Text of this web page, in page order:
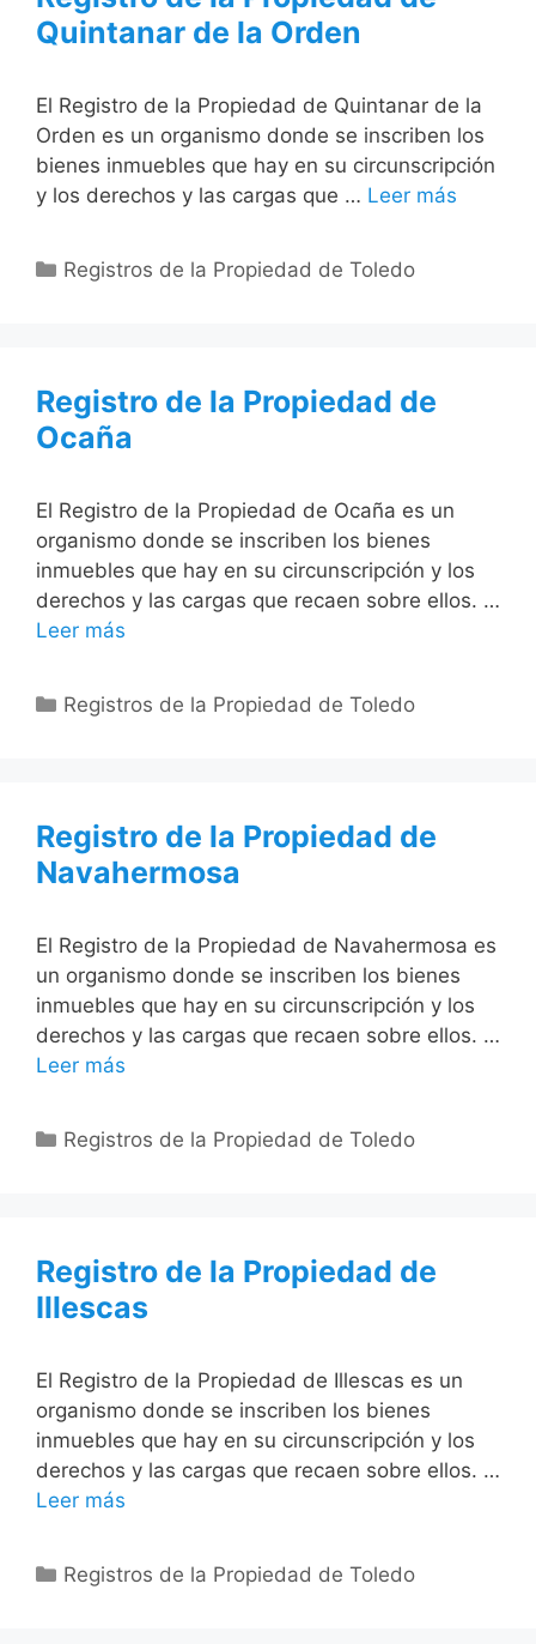
Quintanar de la Orden
El Registro de la Propiedad de Quintanar de la
Orden es un organismo donde se inscriben los
bienes inmuebles que hay en su circunscripción
y los derechos y las cargas que … Leer más
Categorías
Registros de la Propiedad de Toledo
Registro de la Propiedad de
Ocaña
El Registro de la Propiedad de Ocaña es un
organismo donde se inscriben los bienes
inmuebles que hay en su circunscripción y los
derechos y las cargas que recaen sobre ellos. …
Leer más
Categorías
Registros de la Propiedad de Toledo
Registro de la Propiedad de
Navahermosa
El Registro de la Propiedad de Navahermosa es
un organismo donde se inscriben los bienes
inmuebles que hay en su circunscripción y los
derechos y las cargas que recaen sobre ellos. …
Leer más
Categorías
Registros de la Propiedad de Toledo
Registro de la Propiedad de
Illescas
El Registro de la Propiedad de Illescas es un
organismo donde se inscriben los bienes
inmuebles que hay en su circunscripción y los
derechos y las cargas que recaen sobre ellos. …
Leer más
Categorías
Registros de la Propiedad de Toledo